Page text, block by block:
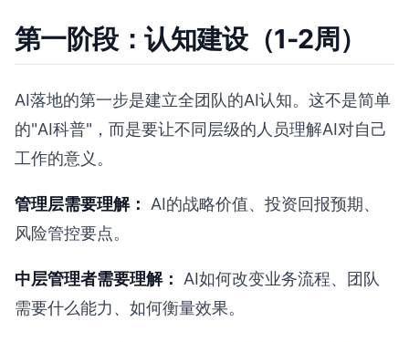
第一阶段：认知建设（1-2周）
AI落地的第一步是建立全团队的AI认知。这不是简单
的"AI科普"，而是要让不同层级的人员理解AI对自己
工作的意义。
管理层需要理解：
AI的战略价值、投资回报预期、
风险管控要点。
中层管理者需要理解：
AI如何改变业务流程、团队
需要什么能力、如何衡量效果。